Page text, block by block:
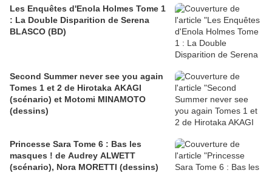
Les Enquêtes d'Enola Holmes Tome 1
: La Double Disparition de Serena
BLASCO (BD)
Second Summer never see you again
Tomes 1 et 2 de Hirotaka AKAGI
(scénario) et Motomi MINAMOTO
(dessins)
Princesse Sara Tome 6 : Bas les
masques ! de Audrey ALWETT
(scénario), Nora MORETTI (dessins)